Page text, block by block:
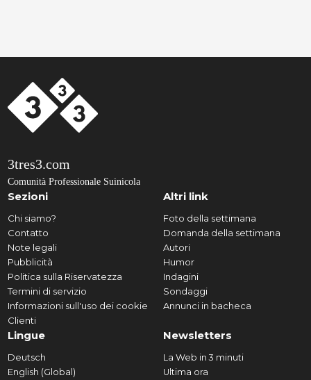
3tres3.com
Comunità Professionale Suinicola
Sezioni
Chi siamo?
Contatto
Note legali
Pubblicità
Politica sulla Riservatezza
Termini di servizio
Informazioni sull'uso dei cookie
Clienti
Altri link
Foto della settimana
Domanda della settimana
Autori
Humor
Indagini
Sondaggi
Annunci in bacheca
Lingue
Deutsch
English (Global)
Newsletters
La Web in 3 minuti
Ultima ora